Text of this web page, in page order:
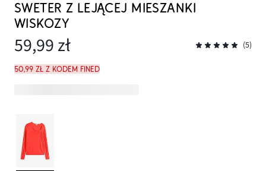
SWETER Z LEJĄCEJ MIESZANKI
WISKOZY
59,99 zł (5)
50,99 zł z kodem FINED